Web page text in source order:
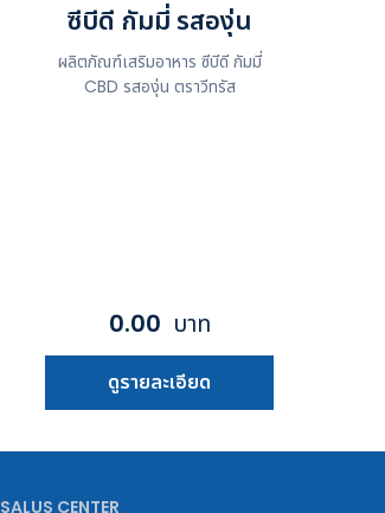
ซีบีดี กัมมี่ รสองุ่น
ผลิตภัณฑ์เสริมอาหาร ซีบีดี กัมมี่
CBD รสองุ่น ตราวีทรัส
0.00 บาท
ดูรายละเอียด
SALUS CENTER